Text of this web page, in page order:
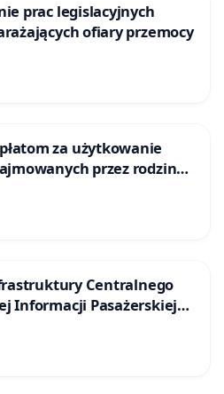
prac legislacyjnych
rodzinnego narażających ofiary przemocy
za użytkowanie
przez rodzinne
Centralnego
Informacji Pasażerskiej
w Łomży